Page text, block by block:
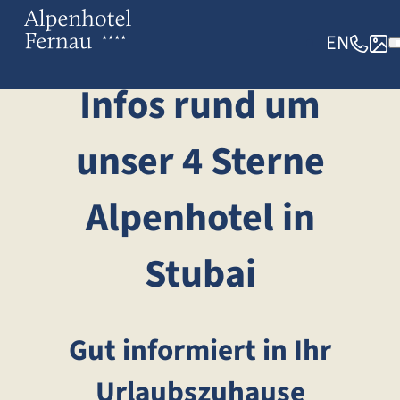
EN
Infos rund um
unser 4 Sterne
Alpenhotel in
Stubai
Gut informiert in Ihr